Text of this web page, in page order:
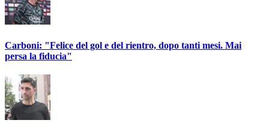
Carboni: "Felice del gol e del rientro, dopo tanti mesi. Mai
persa la fiducia"